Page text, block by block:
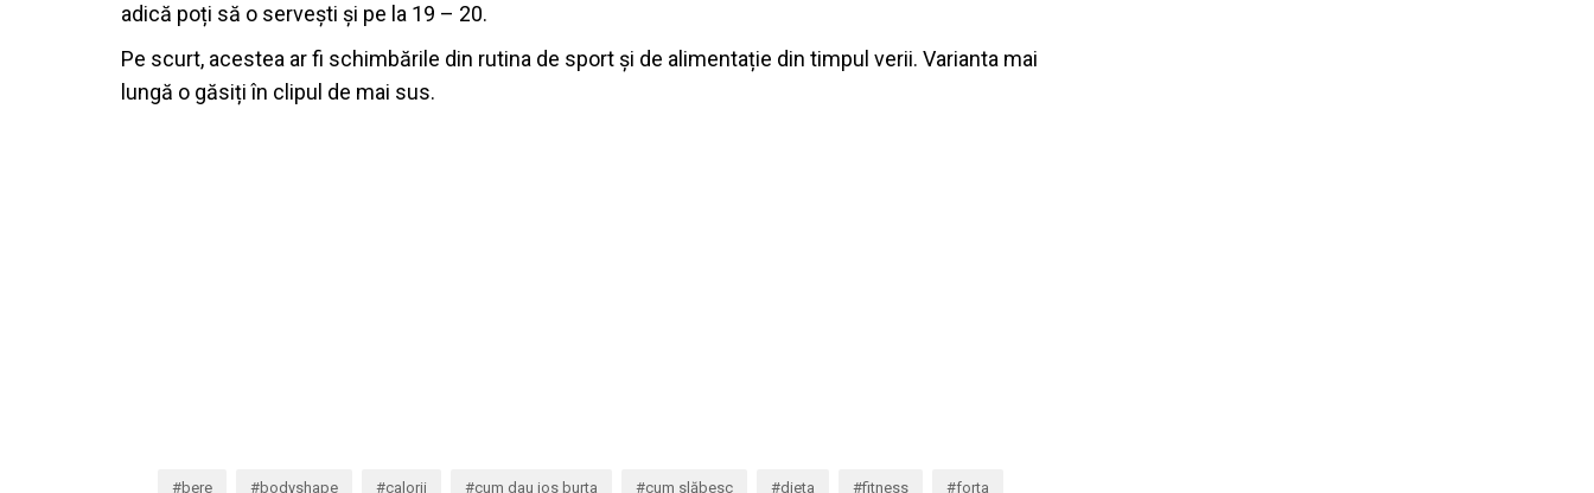
adică poți să o servești și pe la 19 – 20.
Pe scurt, acestea ar fi schimbările din rutina de sport și de alimentație din timpul verii. Varianta mai
lungă o găsiți în clipul de mai sus.
bere bodyshape calorii cum dau jos burta cum slăbesc dieta fitness forta